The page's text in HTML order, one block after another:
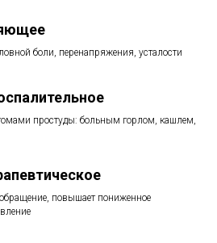
боли, перенапряжения, усталости
простуды: больным горлом, кашлем,
повышает пониженное